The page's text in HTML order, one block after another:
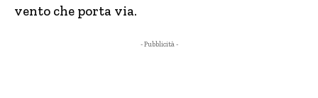
vento che porta via.
- Pubblicità -